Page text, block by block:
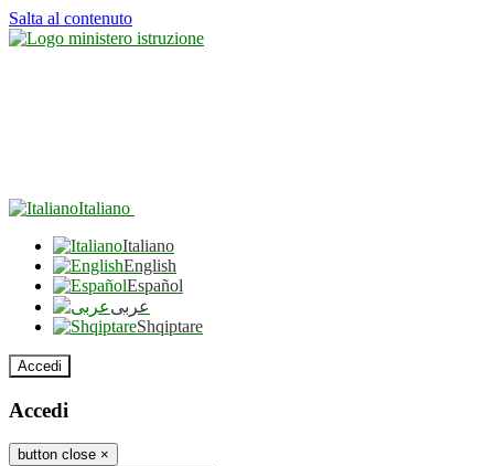
Salta al contenuto
Italiano
Italiano
English
Español
عربى
Shqiptare
Accedi
Accedi
button close ×